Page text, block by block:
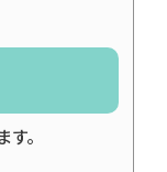
。